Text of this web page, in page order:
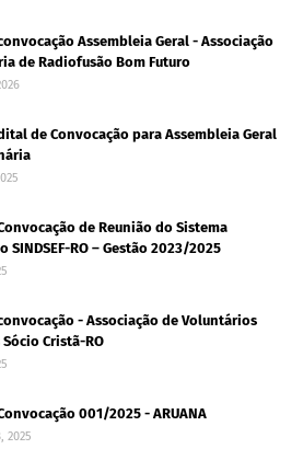
Assembleia Geral - Associação
de Radiofusão Bom Futuro
de Convocação para Assembleia Geral
de Reunião do Sistema
SINDSEF-RO – Gestão 2023/2025
- Associação de Voluntários
Sócio Cristã-RO
001/2025 - ARUANA
2025